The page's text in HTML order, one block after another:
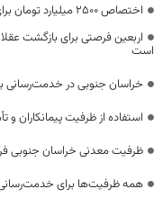
اختصاص 2500 میلیارد تومان برای توسعه راه‌های دوبانده خراسان جنوبی
اربعین فرصتی برای بازگشت
است
خراسان جنوبی در خدمت‌رسانی
استفاده از ظرفیت پیمانکاران و
ظرفیت معدنی خراسان جنوبی
همه ظرفیت‌ها برای خدمت‌رسانی